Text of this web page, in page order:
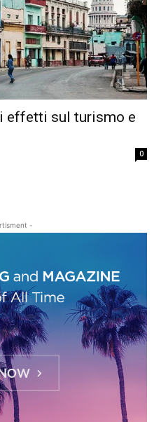
effetti sul turismo e
0
-